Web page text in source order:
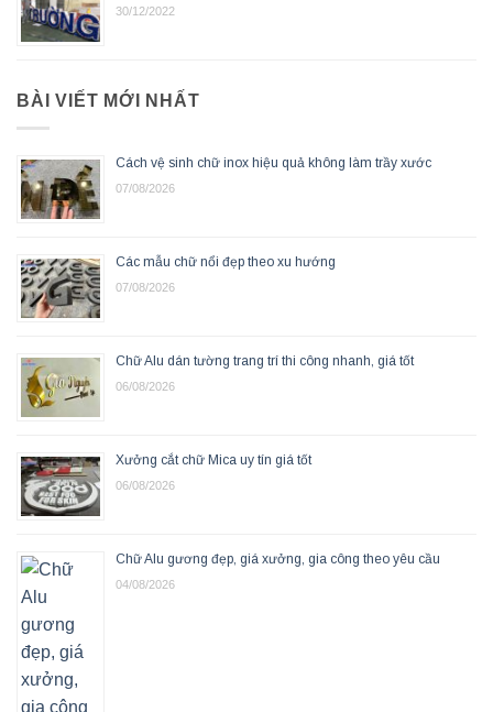
30/12/2022
BÀI VIẾT MỚI NHẤT
Cách vệ sinh chữ inox hiệu quả không làm trầy xước
07/08/2026
Các mẫu chữ nổi đẹp theo xu hướng
07/08/2026
Chữ Alu dán tường trang trí thi công nhanh, giá tốt
06/08/2026
Xưởng cắt chữ Mica uy tín giá tốt
06/08/2026
Chữ Alu gương đẹp, giá xưởng, gia công theo yêu cầu
04/08/2026